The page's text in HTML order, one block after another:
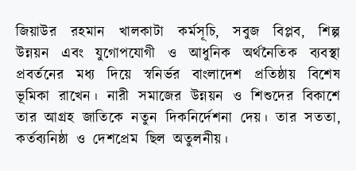
জিয়াউর রহমান খালকাটা কর্মসূচি, সবুজ বিপ্লব, শিল্প
উন্নয়ন এবং যুগোপযোগী ও আধুনিক অর্থনৈতিক ব্যবস্থা
প্রবর্তনের মধ্য দিয়ে স্বনির্ভর বাংলাদেশ প্রতিষ্ঠায় বিশেষ
ভূমিকা রাখেন। নারী সমাজের উন্নয়ন ও শিশুদের বিকাশে
তার আগ্রহ জাতিকে নতুন দিকনির্দেশনা দেয়। তার সততা,
কর্তব্যনিষ্ঠা ও দেশপ্রেম ছিল অতুলনীয়।